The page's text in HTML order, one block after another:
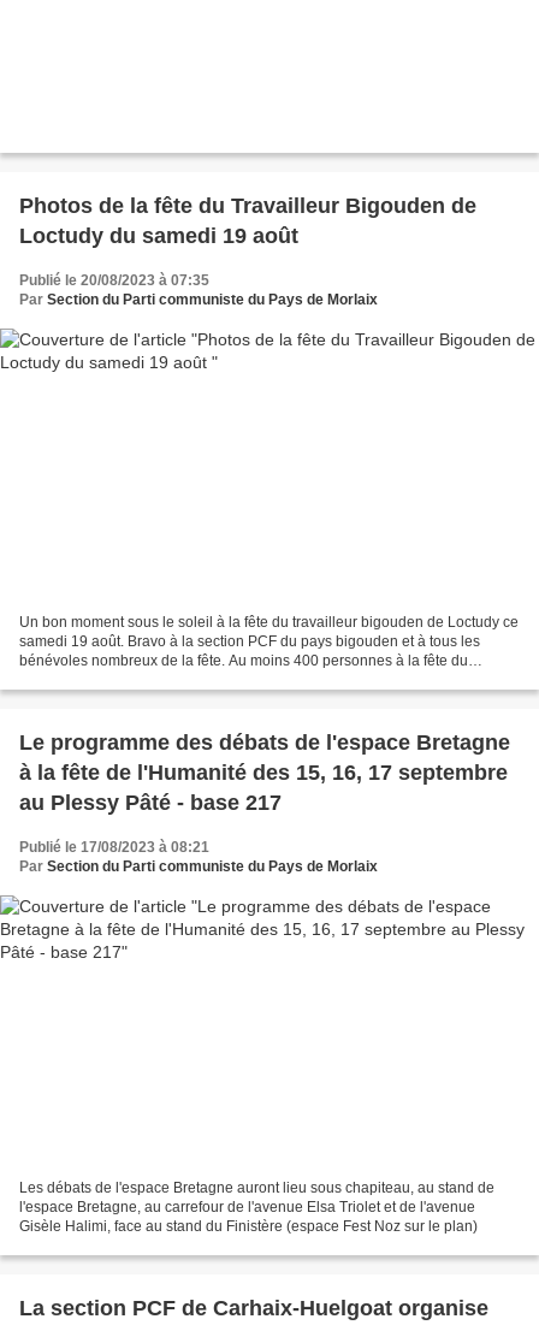
Photos de la fête du Travailleur Bigouden de
Loctudy du samedi 19 août
Publié le 20/08/2023 à 07:35
Par Section du Parti communiste du Pays de Morlaix
Un bon moment sous le soleil à la fête du travailleur bigouden de Loctudy ce
samedi 19 août. Bravo à la section PCF du pays bigouden et à tous les
bénévoles nombreux de la fête. Au moins 400 personnes à la fête du
Le programme des débats de l'espace Bretagne
à la fête de l'Humanité des 15, 16, 17 septembre
au Plessy Pâté - base 217
Publié le 17/08/2023 à 08:21
Par Section du Parti communiste du Pays de Morlaix
Les débats de l'espace Bretagne auront lieu sous chapiteau, au stand de
l'espace Bretagne, au carrefour de l'avenue Elsa Triolet et de l'avenue
Gisèle Halimi, face au stand du Finistère (espace Fest Noz sur le plan)
La section PCF de Carhaix-Huelgoat organise